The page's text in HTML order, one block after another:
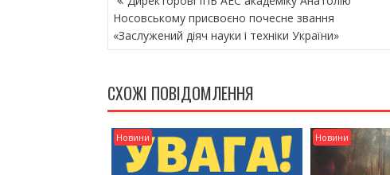
А
В
І
А
Ц
І
Я
З
Носовському присвоєно почесне звання
«Заслужений діяч науки і техніки України»
СХОЖІ ПОВІДОМЛЕННЯ
Новини Новини